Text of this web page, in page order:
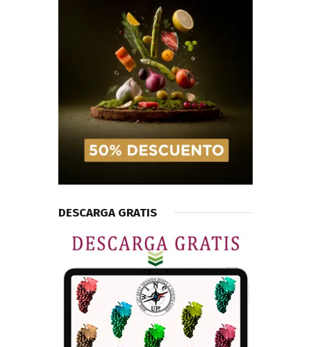
DESCARGA GRATIS